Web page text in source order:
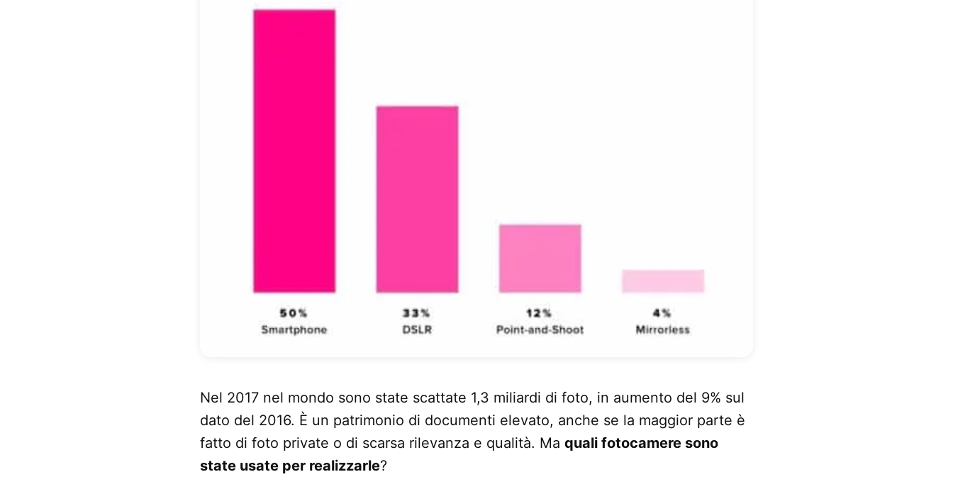
Nel 2017 nel mondo sono state scattate 1,3 miliardi di foto, in aumento del 9% sul
dato del 2016. È un patrimonio di documenti elevato, anche se la maggior parte è
fatto di foto private o di scarsa rilevanza e qualità. Ma quali fotocamere sono
state usate per realizzarle?